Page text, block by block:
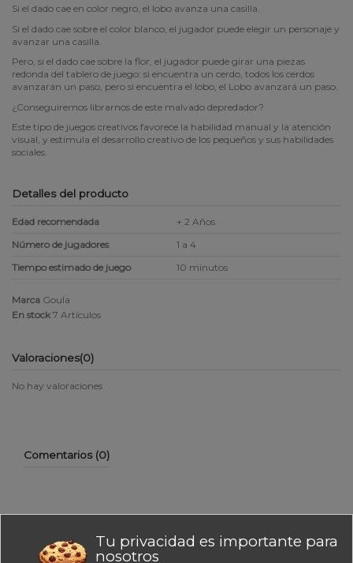
Si el dado cae en color negro, el lobo avanza una casilla.
Si el dado cae sobre el color blanco, el jugador puede elegir un personaje y
avanzar una casilla.
Pero, si el dado cae sobre la flor, el jugador puede girar una piezas
redonda del tablero de juego: si encuentra un cerdo, todos los cerdos
avanzarán un paso, pero si encuentra el lobo, el Lobo avanzará un paso.
¿Conseguiremos librarnos de este malvado depredador?
Este tipo de juegos creativos favorece la habilidad manual y la atención
visual, y estimula el desarrollo creativo de los pequeños y sus habilidades
sociales.
Detalles del producto
Edad recomendada
+ 2 Años
Número de jugadores
1 a 4
Tiempo estimado de juego
10 minutos
Marca Goula
En stock 7 Artículos
Valoraciones(0)
No hay valoraciones
Comentarios (0)
No hay reseñas de clientes en este momento.
Tu privacidad es importante para
nosotros